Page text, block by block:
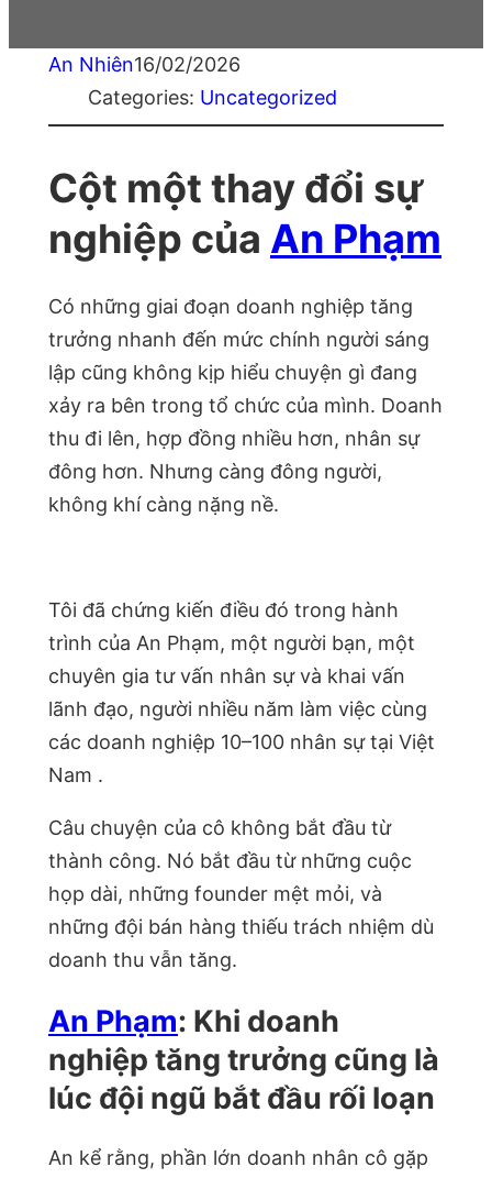
An Nhiên16/02/2026
Categories: Uncategorized
Cột một thay đổi sự
nghiệp của An Phạm
Có những giai đoạn doanh nghiệp tăng
trưởng nhanh đến mức chính người sáng
lập cũng không kịp hiểu chuyện gì đang
xảy ra bên trong tổ chức của mình. Doanh
thu đi lên, hợp đồng nhiều hơn, nhân sự
đông hơn. Nhưng càng đông người,
không khí càng nặng nề.
Tôi đã chứng kiến điều đó trong hành
trình của An Phạm, một người bạn, một
chuyên gia tư vấn nhân sự và khai vấn
lãnh đạo, người nhiều năm làm việc cùng
các doanh nghiệp 10–100 nhân sự tại Việt
Nam .
Câu chuyện của cô không bắt đầu từ
thành công. Nó bắt đầu từ những cuộc
họp dài, những founder mệt mỏi, và
những đội bán hàng thiếu trách nhiệm dù
doanh thu vẫn tăng.
An Phạm: Khi doanh
nghiệp tăng trưởng cũng là
lúc đội ngũ bắt đầu rối loạn
An kể rằng, phần lớn doanh nhân cô gặp